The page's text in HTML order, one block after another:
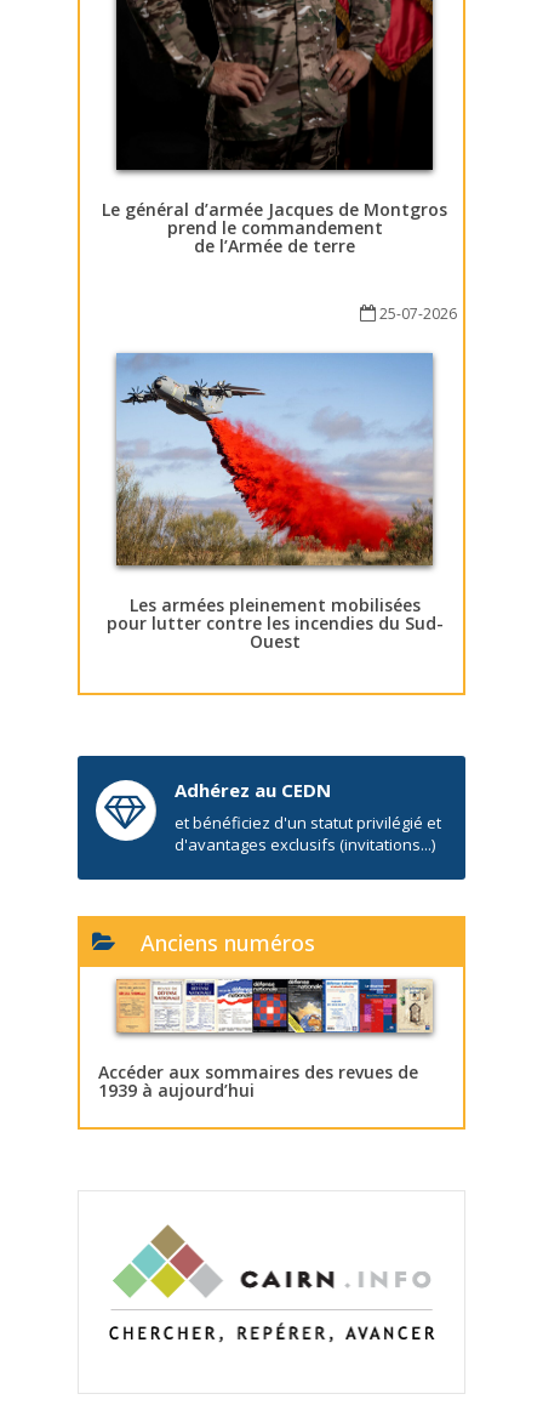
Le général d’armée Jacques de Montgros
prend le commandement
de l’Armée de terre
25-07-2026
Les armées pleinement mobilisées
pour lutter contre les incendies du Sud-
Ouest
Adhérez au CEDN
et bénéficiez d'un statut privilégié et
d'avantages exclusifs (invitations...)
Anciens numéros
Accéder aux sommaires des revues de
1939 à aujourd’hui